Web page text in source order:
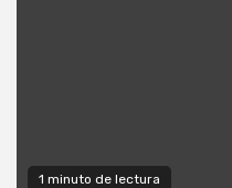
1 minuto de lectura